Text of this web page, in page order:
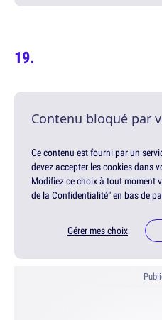
Contenu bloqué par
Ce contenu est fourni par un
devez accepter les cookies dans
Modifiez ce choix à tout moment
de la Confidentialité" en bas de
Gérer mes choix